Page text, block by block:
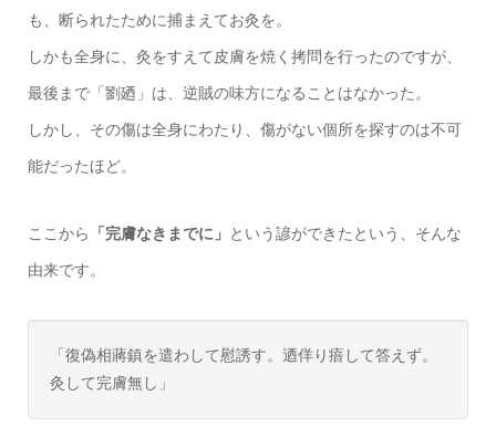
も、断られたために捕まえてお灸を。
しかも全身に、灸をすえて皮膚を焼く拷問を行ったのですが、
最後まで「劉廼」は、逆賊の味方になることはなかった。
しかし、その傷は全身にわたり、傷がない個所を探すのは不可
能だったほど。
ここから 「完膚なきまでに」 という諺ができたという、そんな
由来です。
「復偽相蔣鎮を遣わして慰誘す。迺佯り瘖して答えず。
灸して完膚無し」